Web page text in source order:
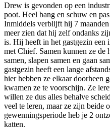
Drew is gevonden op een
poot. Heel bang en schuw en
Inmiddels verblijft hij 7
meer zien dat hij zelf ondanks
is. Hij heeft in het gastgezin een
met Chief. Samen kunnen ze de
samen, slapen samen en gaan
gastgezin heeft een lange
hier hebben ze elkaar doorheen
kwamen ze te voorschijn. Ze
willen ze dus alles behalve
veel te leren, maar ze zijn beide
gewenningsperiode heb je 2
katten.